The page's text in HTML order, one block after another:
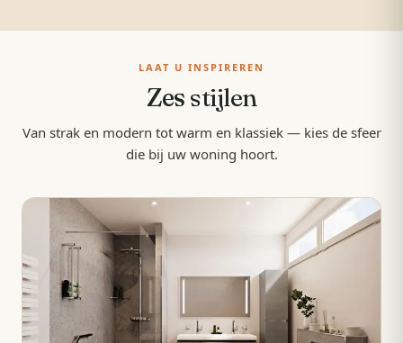
LAAT U INSPIREREN
Zes stijlen
Van strak en modern tot warm en klassiek — kies de sfeer
die bij uw woning hoort.